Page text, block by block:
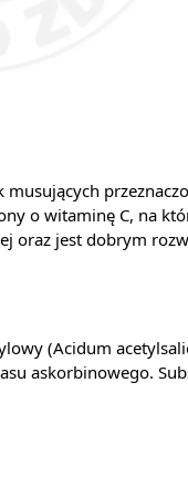
o witaminę C, na
oraz jest dobrym
(Acidum
askorbinowego.